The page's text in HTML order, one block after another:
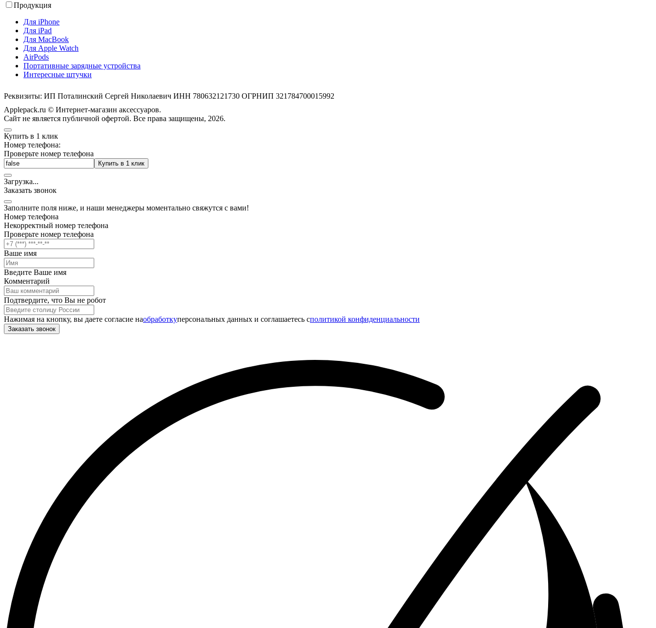
Продукция
Для iPhone
Для iPad
Для MacBook
Для Apple Watch
AirPods
Портативные зарядные устройства
Интересные штучки
Реквизиты: ИП Поталинский Сергей Николаевич ИНН 780632121730 ОГРНИП 321784700015992
Applepack.ru © Интернет-магазин аксессуаров.
Cайт не является публичной офертой. Все права защищены, 2026.
Купить в 1 клик
Номер телефона:
Проверьте номер телефона
Купить в 1 клик
Загрузка...
Заказать звонок
Заполните поля ниже, и наши менеджеры моментально свяжутся с вами!
Номер телефона
Некорректный номер телефона
Проверьте номер телефона
Ваше имя
Введите Ваше имя
Комментарий
Подтвердите, что Вы не робот
Нажимая на кнопку, вы даете согласие наобработкуперсональных данных и соглашаетесь cполитикой конфиденциальности
Заказать звонок